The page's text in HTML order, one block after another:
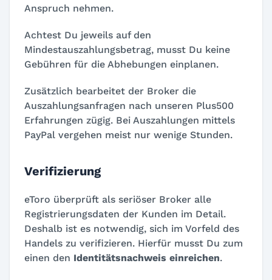
Anspruch nehmen.
Achtest Du jeweils auf den
Mindestauszahlungsbetrag, musst Du keine
Gebühren für die Abhebungen einplanen.
Zusätzlich bearbeitet der Broker die
Auszahlungsanfragen nach unseren Plus500
Erfahrungen zügig. Bei Auszahlungen mittels
PayPal vergehen meist nur wenige Stunden.
Verifizierung
eToro überprüft als seriöser Broker alle
Registrierungsdaten der Kunden im Detail.
Deshalb ist es notwendig, sich im Vorfeld des
Handels zu verifizieren. Hierfür musst Du zum
einen den Identitätsnachweis einreichen.